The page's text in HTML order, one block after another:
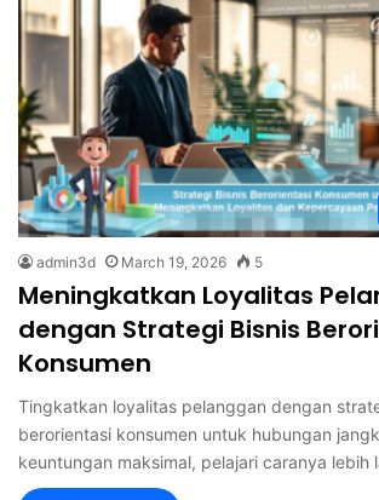
admin3d March 19, 2026 5
Meningkatkan Loyalitas
dengan Strategi Bisnis
Konsumen
Tingkatkan loyalitas pelanggan dengan
berorientasi konsumen untuk hubungan
keuntungan maksimal, pelajari caranya lebih